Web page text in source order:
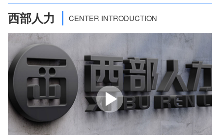
西部人力 CENTER INTRODUCTION